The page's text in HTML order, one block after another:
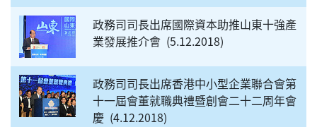
政務司司長出席國際資本助推山東十強產
業發展推介會 5.12.2018
政務司司長出席香港中小型企業聯合會第
十一屆會董就職典禮暨創會二十二周年會
慶 4.12.2018